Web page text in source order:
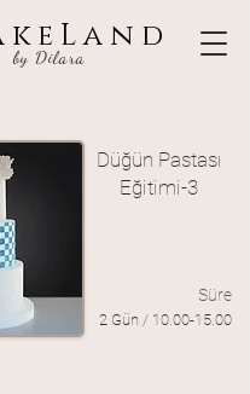
by Dilara
Düğün Pastası
Eğitimi-3
Süre
2 Gün / 10.00-15.00